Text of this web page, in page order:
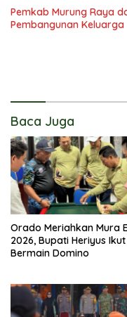
Pemkab Murung Raya
Pembangunan Keluarga
Baca Juga
Orado Meriahkan Mura
2026, Bupati Heriyus Ikut
Bermain Domino